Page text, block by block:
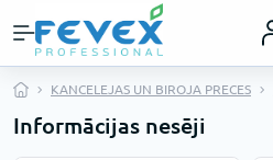
KANCELEJAS UN BIROJA PRECES
Informācijas nesēji